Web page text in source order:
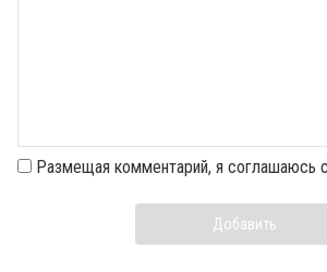
Размещая комментарий, я соглашаюсь с
Добавить